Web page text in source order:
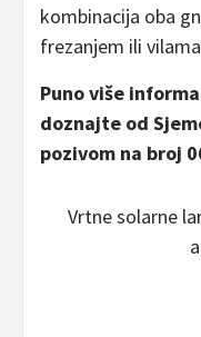
kombinacija oba
frezanjem ili
Puno više
doznajte od
pozivom na broj
Vrtne solarne